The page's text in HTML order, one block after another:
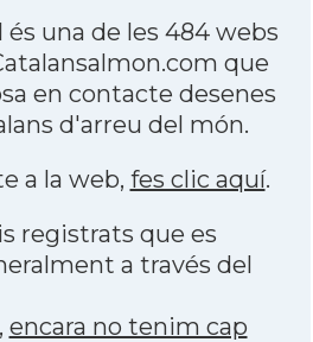
és una de les 484 webs
que
en contacte desenes
d'arreu del món.
a la web, fes clic aquí.
registrats que es
a través del
encara no tenim cap